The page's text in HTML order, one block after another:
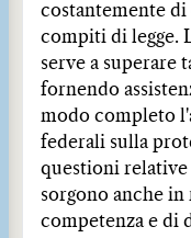
costantemente
compiti di legge.
serve a superare
fornendo
modo completo
federali sulla
questioni
sorgono anche
competenza e di